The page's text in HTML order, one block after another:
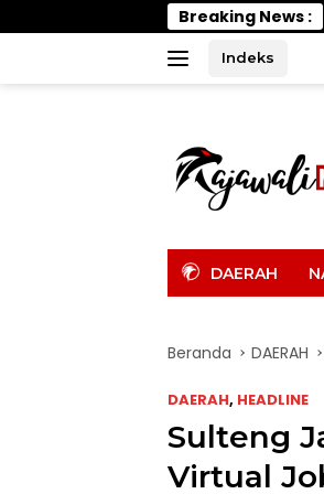
ke
Breaking News :
Indeks
DAERAH
Beranda DAERAH
DAERAH, HEADLINE
Sulteng
Virtual